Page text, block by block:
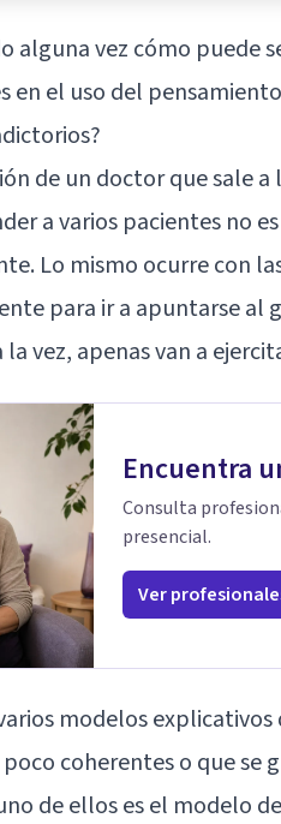
alguna vez cómo puede
en el uso del
de un doctor que sale
a varios pacientes no
Lo mismo ocurre con
para ir a apuntarse al
vez, apenas van a
Encuentra
Consulta
presencial.
Ver
modelos
coherentes o que se
de ellos es el modelo